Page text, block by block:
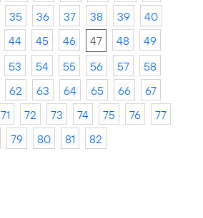
35 36 37 38 39
40
44 45 46 47 48
49
53 54 55 56 57
58
62 63 64 65 66
67
71 72 73 74 75 76
77
79 80 81 82